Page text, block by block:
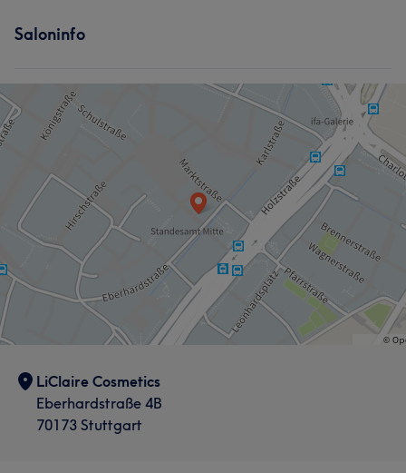
Saloninfo
LiClaire Cosmetics
Eberhardstraße 4B
70173 Stuttgart